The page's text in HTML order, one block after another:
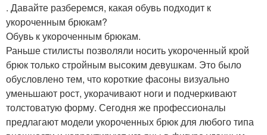
. Давайте разберемся, какая обувь подходит к
укороченным брюкам?
Обувь к укороченным брюкам.
Раньше стилисты позволяли носить укороченный крой
брюк только стройным высоким девушкам. Это было
обусловлено тем, что короткие фасоны визуально
уменьшают рост, укорачивают ноги и подчеркивают
толстоватую форму. Сегодня же профессионалы
предлагают модели укороченных брюк для любого типа